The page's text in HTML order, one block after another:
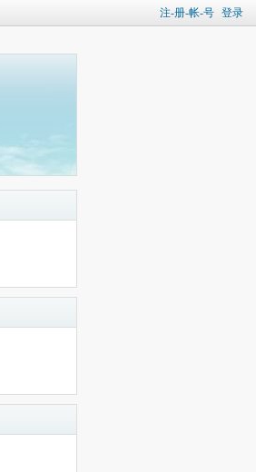
注-册-帐-号 登录